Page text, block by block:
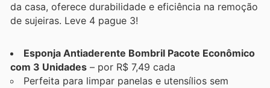
da casa, oferece durabilidade e eficiência na remoção
de sujeiras. Leve 4 pague 3!
Esponja Antiaderente Bombril Pacote Econômico
com 3 Unidades – por R$ 7,49 cada
Perfeita para limpar panelas e utensílios sem